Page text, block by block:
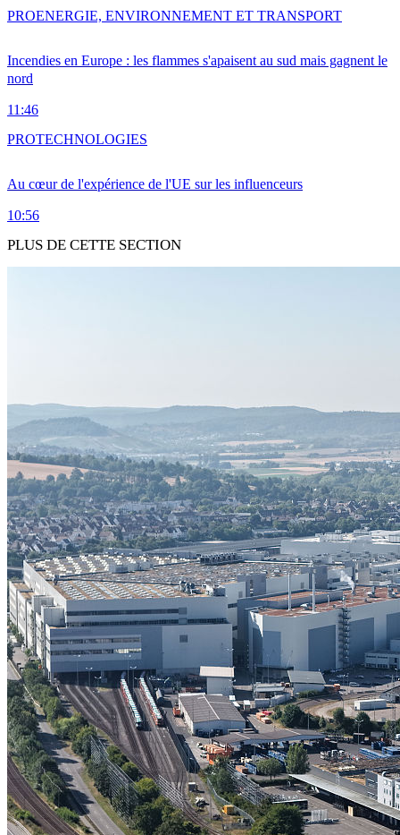
Incendies en Europe : les flammes s'apaisent au sud mais gagnent le
nord
11:46
PROENERGIE, ENVIRONNEMENT ET TRANSPORT
Au cœur de l'expérience de l'UE sur les influenceurs
10:56
PROTECHNOLOGIES
PLUS DE CETTE SECTION